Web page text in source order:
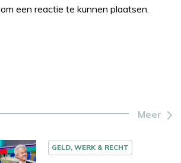
om een reactie te kunnen plaatsen.
Meer
GELD, WERK & RECHT